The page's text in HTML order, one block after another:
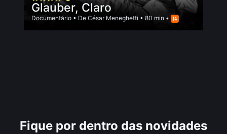
Glauber, Claro
Documentário • De César Meneghetti • 80 min •
Fique por dentro das novidades